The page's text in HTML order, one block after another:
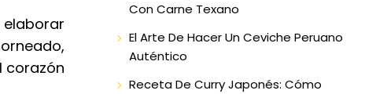
corazón
Con Carne Texano
El Arte De Hacer Un Ceviche Peruano
Auténtico
Receta De Curry Japonés: Cómo